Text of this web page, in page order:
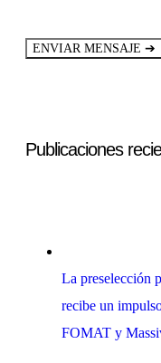
ENVIAR MENSAJE ➔
Publicaciones
La preselección
recibe un
FOMAT y